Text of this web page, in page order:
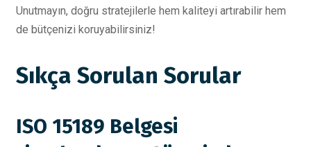
Unutmayın, doğru stratejilerle hem kaliteyi artırabilir hem
de bütçenizi koruyabilirsiniz!
Sıkça Sorulan Sorular
ISO 15189 Belgesi